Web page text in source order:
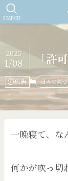
SEARCH
「許
2025
1/08
広告 日々の氣
一晩寝て、な
何かが吹っ切